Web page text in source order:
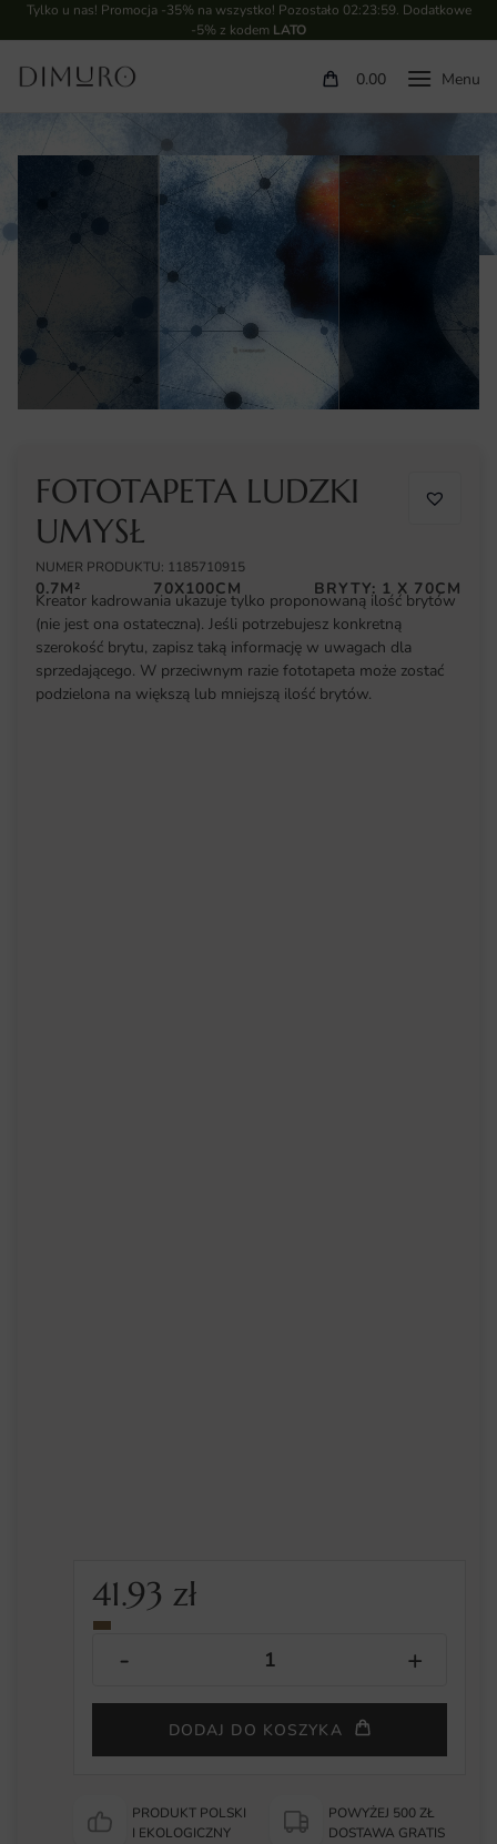
Tylko u nas! Promocja -35% na wszystko! Pozostało 02:23:59. Dodatkowe
-5% z kodem LATO
0.00
FOTOTAPETA LUDZKI
UMYSŁ
NUMER PRODUKTU: 1185710915
0.7M² 70X100CM BRYTY: 1 X 70CM
Kreator kadrowania ukazuje tylko proponowaną ilość brytów
(nie jest ona ostateczna). Jeśli potrzebujesz konkretną
szerokość brytu, zapisz taką informację w uwagach dla
sprzedającego. W przeciwnym razie fototapeta może zostać
podzielona na większą lub mniejszą ilość brytów.
41.93zł
DODAJ DO KOSZYKA
PRODUKT POLSKI
I EKOLOGICZNY
POWYŻEJ 500 ZŁ
DOSTAWA GRATIS